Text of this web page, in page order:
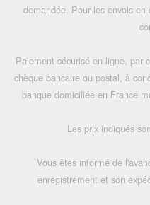
demandée. Pour les envois
Paiement sécurisé en ligne, par
chèque bancaire ou postal, à
banque domiciliée en France
Les prix indiqués
Vous êtes informé de
enregistrement et son